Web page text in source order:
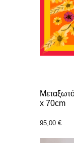
x 70cm
95,00 €